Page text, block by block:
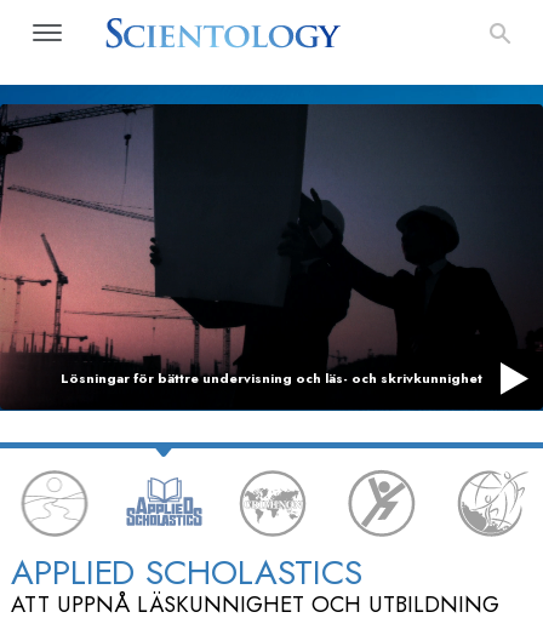
Lösningar för bättre undervisning och läs- och skrivkunnighet
APPLIED SCHOLASTICS
ATT UPPNÅ LÄSKUNNIGHET OCH UTBILDNING